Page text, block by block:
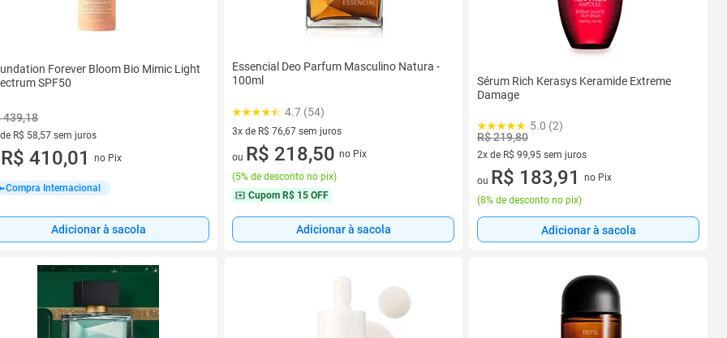
Forever Bloom Bio Mimic Light
SPF50
439,18
R$ 58,57 sem juros
de R$ 58,57 sem juros
R$ 410,01 no Pix
Compra Internacional
Adicionar à sacola
Essencial Deo Parfum Masculino Natura -
100ml
4.7 (54)
3x de R$ 76,67 sem juros
3 vez de R$ 76,67 sem juros
ou R$ 218,50 no Pix
(5% de desconto no pix)
Cupom R$ 15 OFF
Adicionar à sacola
Sérum Rich Kerasys Keramide Extreme
Damage
5.0 (2)
R$ 219,80
2x de R$ 99,95 sem juros
2 vez de R$ 99,95 sem juros
ou R$ 183,91
no Pix
(8% de desconto no pix)
Adicionar à sacola